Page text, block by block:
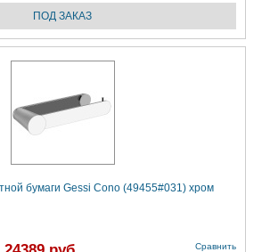
бумаги Gessi Cono (49455#031) хром
Сравнить